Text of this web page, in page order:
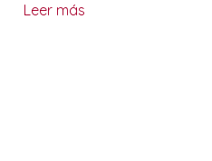
Leer más